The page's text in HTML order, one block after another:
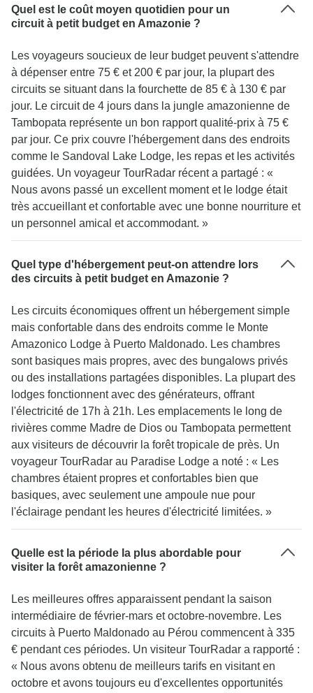
Quel est le coût moyen quotidien pour un
circuit à petit budget en Amazonie ?
Les voyageurs soucieux de leur budget peuvent s'attendre
à dépenser entre 75 € et 200 € par jour, la plupart des
circuits se situant dans la fourchette de 85 € à 130 € par
jour. Le circuit de 4 jours dans la jungle amazonienne de
Tambopata représente un bon rapport qualité-prix à 75 €
par jour. Ce prix couvre l'hébergement dans des endroits
comme le Sandoval Lake Lodge, les repas et les activités
guidées. Un voyageur TourRadar récent a partagé : «
Nous avons passé un excellent moment et le lodge était
très accueillant et confortable avec une bonne nourriture et
un personnel amical et accommodant. »
Quel type d'hébergement peut-on attendre lors
des circuits à petit budget en Amazonie ?
Les circuits économiques offrent un hébergement simple
mais confortable dans des endroits comme le Monte
Amazonico Lodge à Puerto Maldonado. Les chambres
sont basiques mais propres, avec des bungalows privés
ou des installations partagées disponibles. La plupart des
lodges fonctionnent avec des générateurs, offrant
l'électricité de 17h à 21h. Les emplacements le long de
rivières comme Madre de Dios ou Tambopata permettent
aux visiteurs de découvrir la forêt tropicale de près. Un
voyageur TourRadar au Paradise Lodge a noté : « Les
chambres étaient propres et confortables bien que
basiques, avec seulement une ampoule nue pour
l'éclairage pendant les heures d'électricité limitées. »
Quelle est la période la plus abordable pour
visiter la forêt amazonienne ?
Les meilleures offres apparaissent pendant la saison
intermédiaire de février-mars et octobre-novembre. Les
circuits à Puerto Maldonado au Pérou commencent à 335
€ pendant ces périodes. Un visiteur TourRadar a rapporté :
« Nous avons obtenu de meilleurs tarifs en visitant en
octobre et avons toujours eu d'excellentes opportunités